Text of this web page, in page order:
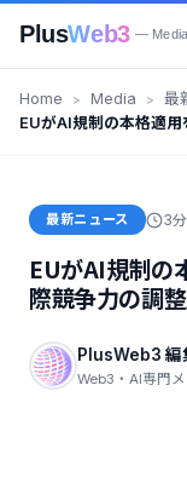
PlusWeb3 — Media
Home Media
最
EUがAI規制の本格適
最新ニュース 3
EUがAI規制
際競争力の調
PlusWeb3 編
Web3・AI専門